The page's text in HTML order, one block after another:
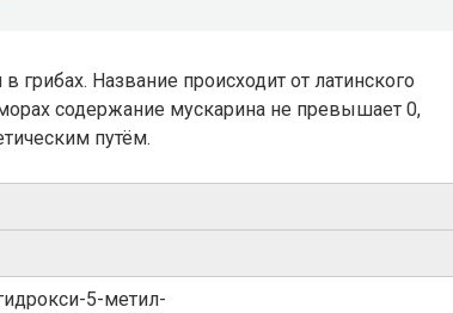
Название происходит от латинского
содержание мускарина не превышает 0,
путём.
​5-​метил-​